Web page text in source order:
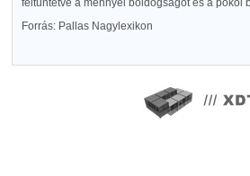
feltüntetve a mennyei boldogságot és a pokol
Forrás: Pallas Nagylexikon